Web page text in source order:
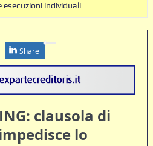
di conto corrente
Share
clausola di
lo